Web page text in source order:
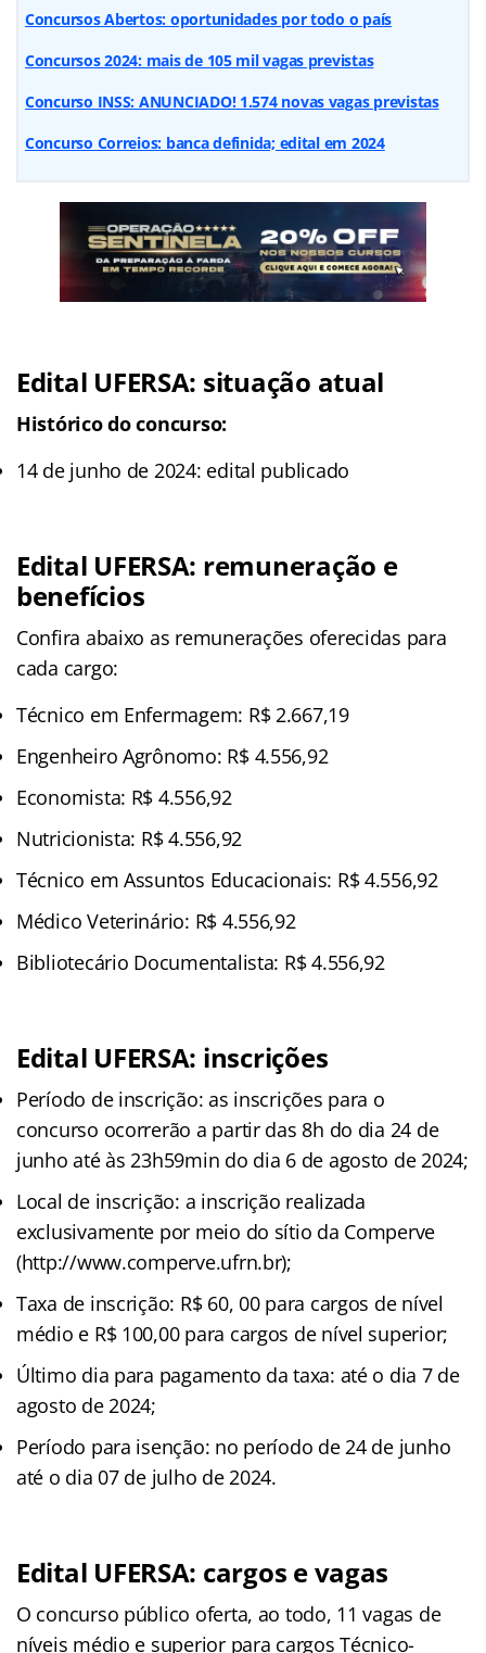
Concursos Abertos: oportunidades por todo o país
Concursos 2024: mais de 105 mil vagas previstas
Concurso INSS: ANUNCIADO! 1.574 novas vagas previstas
Concurso Correios: banca definida; edital em 2024
Edital UFERSA: situação atual
Histórico do concurso:
14 de junho de 2024: edital publicado
Edital UFERSA: remuneração e
benefícios
Confira abaixo as remunerações oferecidas para
cada cargo:
Técnico em Enfermagem: R$ 2.667,19
Engenheiro Agrônomo: R$ 4.556,92
Economista: R$ 4.556,92
Nutricionista: R$ 4.556,92
Técnico em Assuntos Educacionais: R$ 4.556,92
Médico Veterinário: R$ 4.556,92
Bibliotecário Documentalista: R$ 4.556,92
Edital UFERSA: inscrições
Período de inscrição: as inscrições para o
concurso ocorrerão a partir das 8h do dia 24 de
junho até às 23h59min do dia 6 de agosto de 2024;
Local de inscrição: a inscrição realizada
exclusivamente por meio do sítio da Comperve
(http://www.comperve.ufrn.br);
Taxa de inscrição: R$ 60, 00 para cargos de nível
médio e R$ 100,00 para cargos de nível superior;
Último dia para pagamento da taxa: até o dia 7 de
agosto de 2024;
Período para isenção: no período de 24 de junho
até o dia 07 de julho de 2024.
Edital UFERSA: cargos e vagas
O concurso público oferta, ao todo, 11 vagas de
níveis médio e superior para cargos Técnico-